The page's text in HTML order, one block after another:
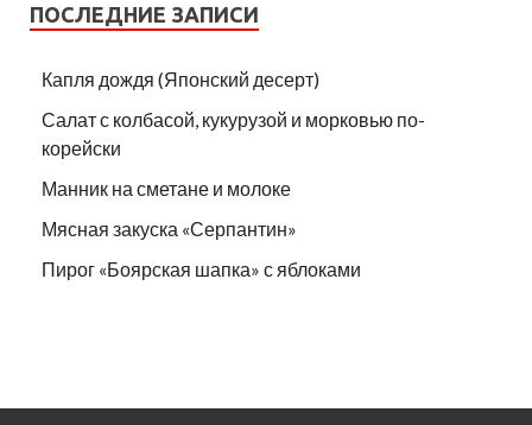
ПОСЛЕДНИЕ ЗАПИСИ
Капля дождя (Японский десерт)
Салат с колбасой, кукурузой и морковью по-
корейски
Манник на сметане и молоке
Мясная закуска «Серпантин»
Пирог «Боярская шапка» с яблоками